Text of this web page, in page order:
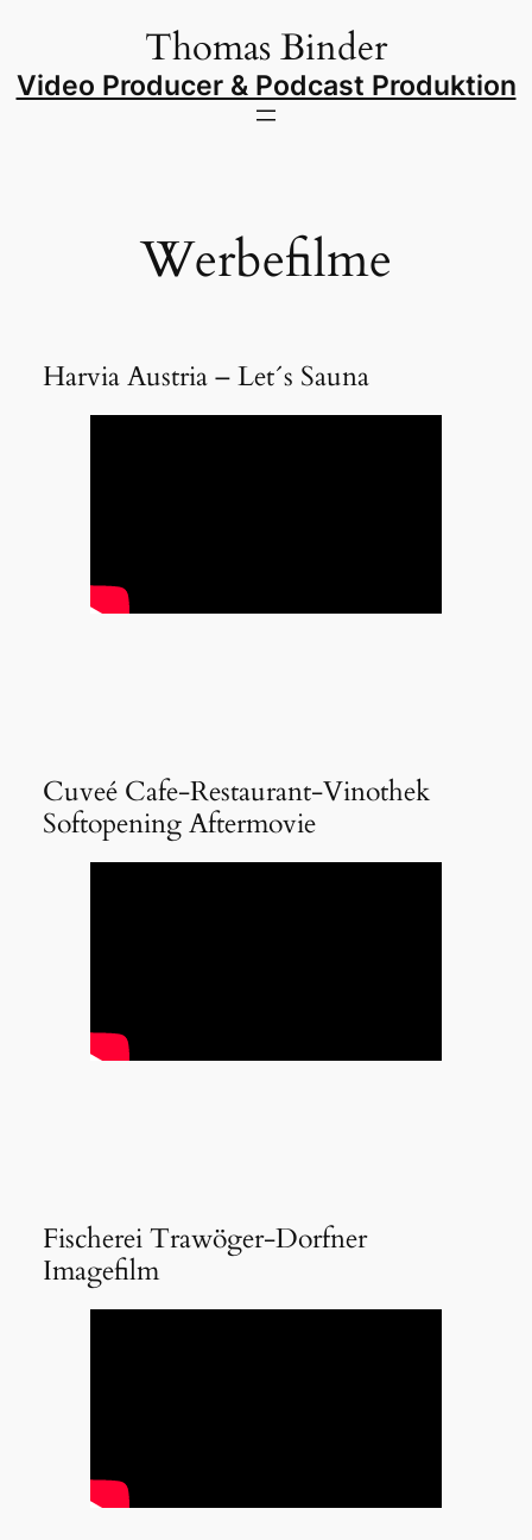
springen
Thomas Binder
Video Producer & Podcast Produktion
Werbefilme
Harvia Austria – Let´s Sauna
Cuveé Cafe-Restaurant-Vinothek
Softopening Aftermovie
Fischerei Trawöger-Dorfner
Imagefilm